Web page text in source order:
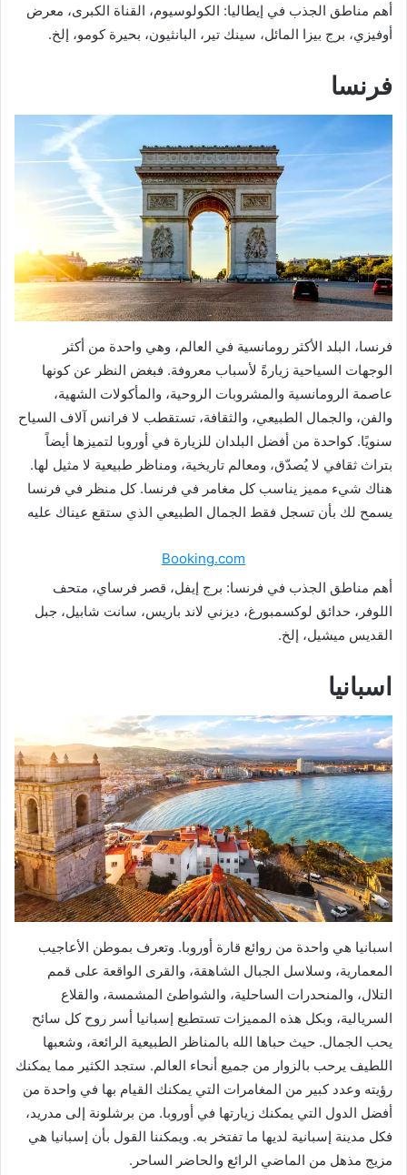
أهم مناطق الجذب في إيطاليا: الكولوسيوم، القناة الكبرى، معرض
أوفيزي، برج بيزا المائل، سينك تير، البانثيون، بحيرة كومو، إلخ.
فرنسا
فرنسا، البلد الأكثر رومانسية في العالم، وهي واحدة من أكثر
الوجهات السياحية زيارةً لأسباب معروفة. فبغض النظر عن كونها
عاصمة الرومانسية والمشروبات الروحية، والمأكولات الشهية،
والفن، والجمال الطبيعي، والثقافة، تستقطب لا فرانس آلاف السياح
سنويًا. كواحدة من أفضل البلدان للزيارة في أوروبا لتميزها أيضاً
بتراث ثقافي لا يُصدّق، ومعالم تاريخية، ومناظر طبيعية لا مثيل لها.
هناك شيء مميز يناسب كل مغامر في فرنسا. كل منظر في فرنسا
يسمح لك بأن تسجل فقط الجمال الطبيعي الذي ستقع عيناك عليه
Booking.com
أهم مناطق الجذب في فرنسا: برج إيفل، قصر فرساي، متحف
اللوفر، حدائق لوكسمبورغ، ديزني لاند باريس، سانت شابيل، جبل
القديس ميشيل، إلخ.
اسبانيا
اسبانيا هي واحدة من روائع قارة أوروبا. وتعرف بموطن الأعاجيب
المعمارية، وسلاسل الجبال الشاهقة، والقرى الواقعة على قمم
التلال، والمنحدرات الساحلية، والشواطئ المشمسة، والقلاع
السريالية، وبكل هذه المميزات تستطيع إسبانيا أسر روح كل سائح
يحب الجمال. حيث حباها الله بالمناظر الطبيعية الرائعة، وشعبها
اللطيف يرحب بالزوار من جميع أنحاء العالم. ستجد الكثير مما يمكنك
رؤيته وعدد كبير من المغامرات التي يمكنك القيام بها في واحدة من
أفضل الدول التي يمكنك زيارتها في أوروبا. من برشلونة إلى مدريد،
فكل مدينة إسبانية لديها ما تفتخر به. ويمكننا القول بأن إسبانيا هي
مزيج مذهل من الماضي الرائع والحاضر الساحر.